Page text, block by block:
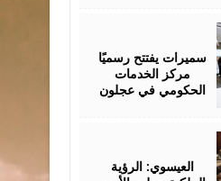
سميرات يفتتح رسميًا
مركز الخدمات
الحكومي في عجلون
2026
العيسوي: الرؤية